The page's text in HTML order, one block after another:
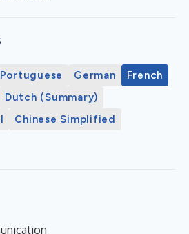
Portuguese German
French
Dutch (Summary)
Chinese Simplified